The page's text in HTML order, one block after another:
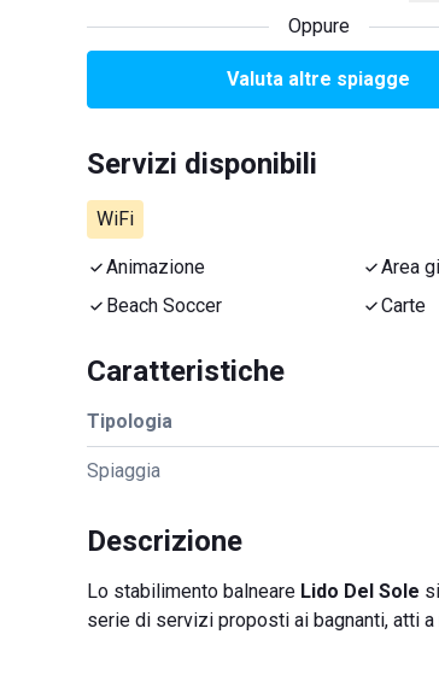
Oppure
Valuta altre spiagge
Servizi disponibili
WiFi
Animazione Area
Beach Soccer
Carte
Caratteristiche
Tipologia
Spiaggia
Descrizione
Lo stabilimento balneare Lido Del Sole
serie di servizi proposti ai bagnanti, atti